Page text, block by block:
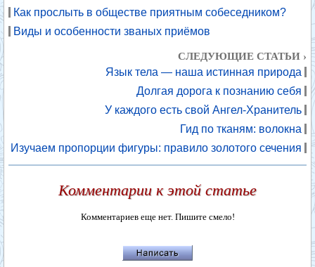
Как прослыть в обществе приятным собеседником?
Виды и особенности званых приёмов
СЛЕДУЮЩИЕ СТАТЬИ ›
Язык тела — наша истинная природа
Долгая дорога к познанию себя
У каждого есть свой Ангел-Хранитель
Гид по тканям: волокна
Изучаем пропорции фигуры: правило золотого сечения
Комментарии к этой статье
Комментариев еще нет. Пишите смело!